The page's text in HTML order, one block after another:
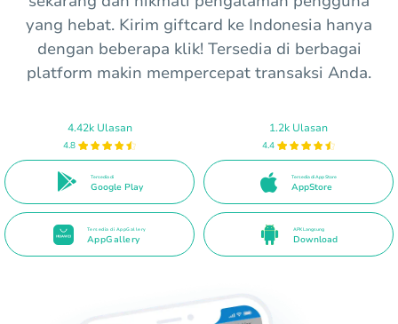
yang hebat. Kirim giftcard ke Indonesia hanya
dengan beberapa klik! Tersedia di berbagai
platform makin mempercepat transaksi Anda.
4.42k Ulasan
4.8
Tersedia di
Google Play
1.2k Ulasan
4.4
Tersedia di App Store
AppStore
Tersedia di AppGallery
AppGallery
APK Langsung
Download